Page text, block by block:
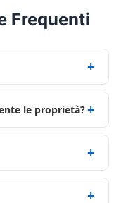
Frequenti
le proprietà?